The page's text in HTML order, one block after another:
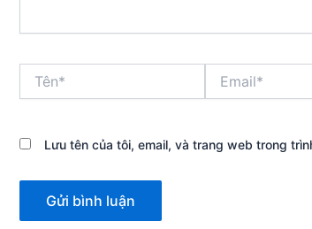
Lưu tên của tôi, email, và trang web trong